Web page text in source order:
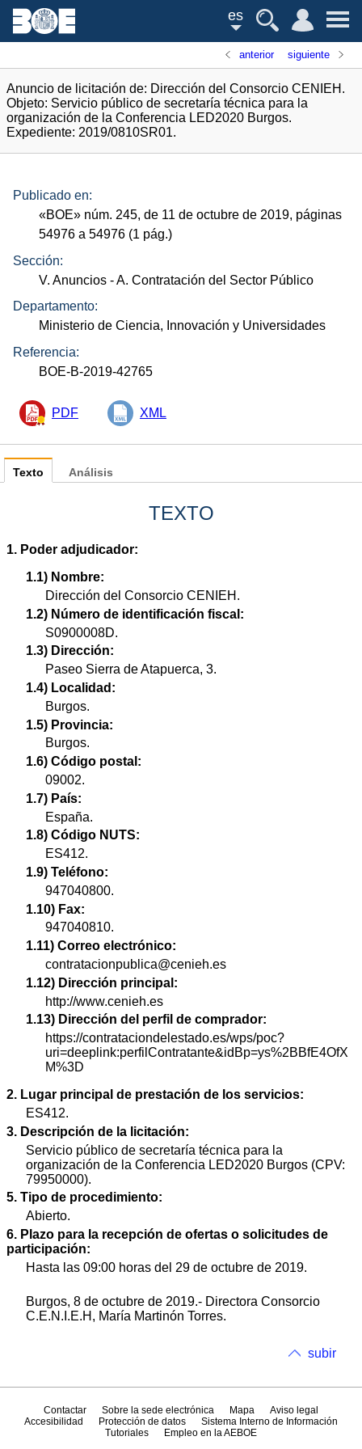
es
anterior siguiente
Anuncio de licitación de: Dirección del Consorcio CENIEH.
Objeto: Servicio público de secretaría técnica para la
organización de la Conferencia LED2020 Burgos.
Expediente: 2019/0810SR01.
Publicado en:
«BOE» núm. 245, de 11 de octubre de 2019, páginas
54976 a 54976 (1 pág.)
Sección:
V. Anuncios - A. Contratación del Sector Público
Departamento:
Ministerio de Ciencia, Innovación y Universidades
Referencia:
BOE-B-2019-42765
PDF XML
Texto
TEXTO
1. Poder adjudicador:
1.1) Nombre:
Dirección del Consorcio CENIEH.
1.2) Número de identificación fiscal:
S0900008D.
1.3) Dirección:
Paseo Sierra de Atapuerca, 3.
1.4) Localidad:
Burgos.
1.5) Provincia:
Burgos.
1.6) Código postal:
09002.
1.7) País:
España.
1.8) Código NUTS:
ES412.
1.9) Teléfono:
947040800.
1.10) Fax:
947040810.
1.11) Correo electrónico:
contratacionpublica@cenieh.es
1.12) Dirección principal:
http://www.cenieh.es
1.13) Dirección del perfil de comprador:
https://contrataciondelestado.es/wps/poc?
uri=deeplink:perfilContratante&idBp=ys%2BBfE4OfX
M%3D
2. Lugar principal de prestación de los servicios:
ES412.
3. Descripción de la licitación:
Servicio público de secretaría técnica para la
organización de la Conferencia LED2020 Burgos (CPV:
79950000).
5. Tipo de procedimiento:
Abierto.
6. Plazo para la recepción de ofertas o solicitudes de
participación:
Hasta las 09:00 horas del 29 de octubre de 2019.
Burgos, 8 de octubre de 2019.- Directora Consorcio
C.E.N.I.E.H, María Martinón Torres.
Análisis
subir
Contactar Sobre la sede electrónica Mapa
Aviso legal
Accesibilidad
Protección de datos
Sistema Interno de Información
Tutoriales
Empleo en la AEBOE